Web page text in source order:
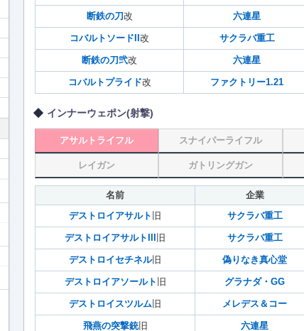
断鉄の刀改 六連星
コバルトソードII 改 サクラバ重工
断鉄の刀弐改 六連星
コバルトプライド改 ファクトリー1.21
インナーウェポン(射撃)
アサルトライフル スナイパーライフル
レイガン ガトリングガン
名前 企業
デストロイアサルト 旧 サクラバ重工
デストロイアサルトIII 旧 サクラバ重工
デストロイセチネル旧 偽りなき真心堂
デストロイアソールト 旧 グラナダ・GG
デストロイスツルム 旧 メレデス＆コー
飛燕の突撃銃旧 六連星